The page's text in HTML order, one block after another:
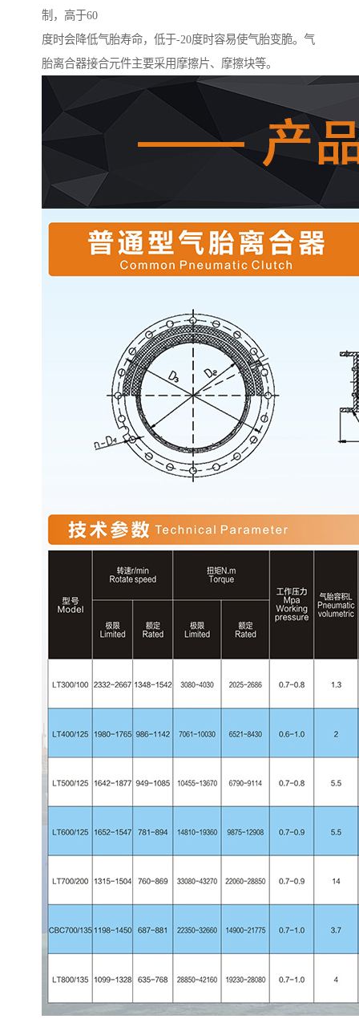
制，高于60
度时会降低气胎寿命，低于-20度时容易使气胎变脆。气
胎离合器接合元件主要采用摩擦片、摩擦块等。